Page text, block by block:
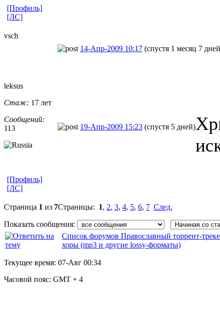
[Профиль]
[ЛС]
vsch
14-Апр-2009 10:17 (спустя 1 месяц 7
leksus
Стаж: 17 лет
Сообщений:
113
19-Апр-2009 15:23 (спустя 5 дней)
[Профиль]
[ЛС]
Страница 1 из 7Страницы: 1, 2, 3, 4, 5, 6, 7 След.
Показать сообщения:
Список форумов Православный торрент-
хоры (mp3 и другие lossy-форматы)
Текущее время: 07-Авг 00:34
Часовой пояс: GMT + 4